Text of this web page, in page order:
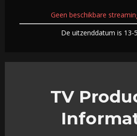
Geen beschikbare
De uitzenddatum is 13-
TV